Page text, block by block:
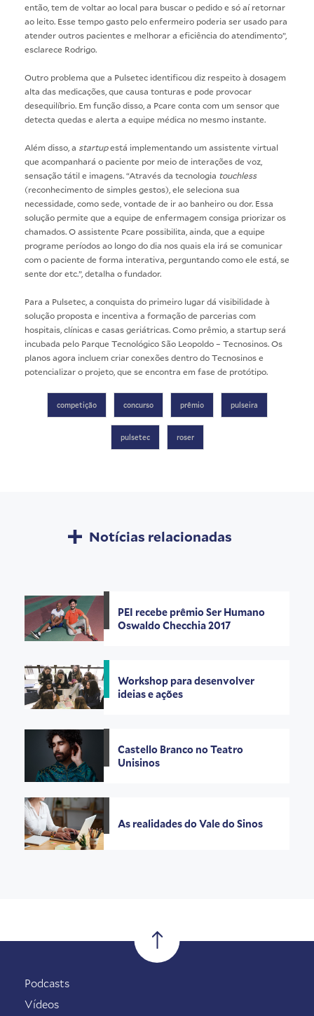
então, tem de voltar ao local para buscar o pedido e só aí retornar
ao leito. Esse tempo gasto pelo enfermeiro poderia ser usado para
atender outros pacientes e melhorar a eficiência do atendimento”,
esclarece Rodrigo.
Outro problema que a Pulsetec identificou diz respeito à dosagem
alta das medicações, que causa tonturas e pode provocar
desequilíbrio. Em função disso, a Pcare conta com um sensor que
detecta quedas e alerta a equipe médica no mesmo instante.
Além disso, a startupestá implementando um assistente virtual
que acompanhará o paciente por meio de interações de voz,
sensação tátil e imagens. “Através da tecnologia touchless
(reconhecimento de simples gestos), ele seleciona sua
necessidade, como sede, vontade de ir ao banheiro ou dor. Essa
solução permite que a equipe de enfermagem consiga priorizar os
chamados. O assistente Pcare possibilita, ainda, que a equipe
programe períodos ao longo do dia nos quais ela irá se comunicar
com o paciente de forma interativa, perguntando como ele está, se
sente dor etc.”, detalha o fundador.
Para a Pulsetec, a conquista do primeiro lugar dá visibilidade à
solução proposta e incentiva a formação de parcerias com
hospitais, clínicas e casas geriátricas. Como prêmio, a startup será
incubada pelo Parque Tecnológico São Leopoldo – Tecnosinos. Os
planos agora incluem criar conexões dentro do Tecnosinos e
potencializar o projeto, que se encontra em fase de protótipo.
competição concurso prêmio pulseira
pulsetec roser
Notícias relacionadas
PEI recebe prêmio Ser Humano
Oswaldo Checchia 2017
Workshop para desenvolver
ideias e ações
Castello Branco no Teatro
Unisinos
As realidades do Vale do Sinos
Podcasts
Vídeos